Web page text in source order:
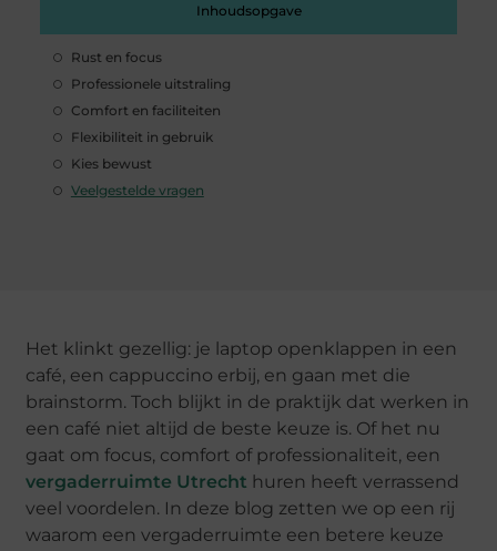
Inhoudsopgave
Rust en focus
Professionele uitstraling
Comfort en faciliteiten
Flexibiliteit in gebruik
Kies bewust
Veelgestelde vragen
Het klinkt gezellig: je laptop openklappen in een
café, een cappuccino erbij, en gaan met die
brainstorm. Toch blijkt in de praktijk dat werken in
een café niet altijd de beste keuze is. Of het nu
gaat om focus, comfort of professionaliteit, een
vergaderruimte Utrecht huren heeft verrassend
veel voordelen. In deze blog zetten we op een rij
waarom een vergaderruimte een betere keuze